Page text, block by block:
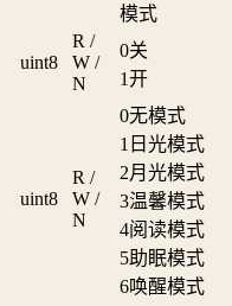
模式
uint8
R /
W /
N
0关
1开
uint8
R /
W /
N
0无模式
1 日光模式
2月光模式
3温馨模式
4阅读模式
5助眠模式
6唤醒模式